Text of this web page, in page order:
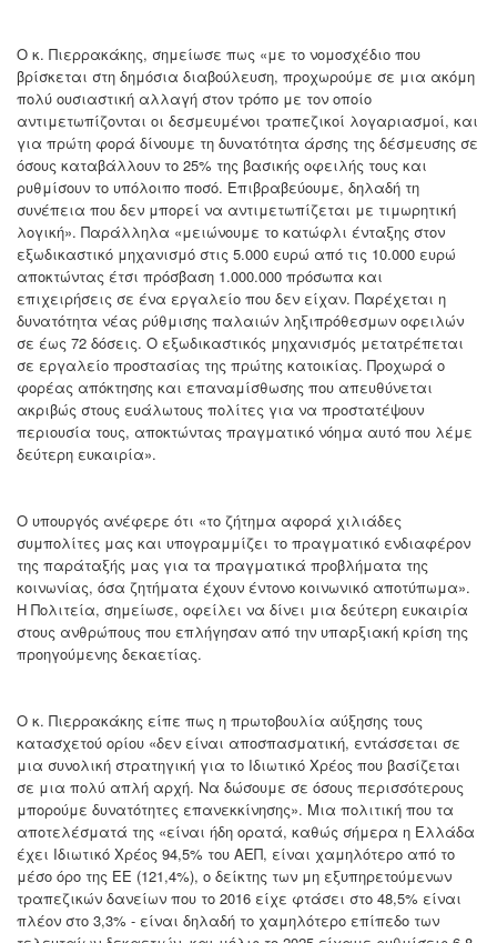
Ο κ. Πιερρακάκης, σημείωσε πως «με το νομοσχέδιο που
βρίσκεται στη δημόσια διαβούλευση, προχωρούμε σε μια ακόμη
πολύ ουσιαστική αλλαγή στον τρόπο με τον οποίο
αντιμετωπίζονται οι δεσμευμένοι τραπεζικοί λογαριασμοί, και
για πρώτη φορά δίνουμε τη δυνατότητα άρσης της δέσμευσης σε
όσους καταβάλλουν το 25% της βασικής οφειλής τους και
ρυθμίσουν το υπόλοιπο ποσό. Επιβραβεύουμε, δηλαδή τη
συνέπεια που δεν μπορεί να αντιμετωπίζεται με τιμωρητική
λογική». Παράλληλα «μειώνουμε το κατώφλι ένταξης στον
εξωδικαστικό μηχανισμό στις 5.000 ευρώ από τις 10.000 ευρώ
αποκτώντας έτσι πρόσβαση 1.000.000 πρόσωπα και
επιχειρήσεις σε ένα εργαλείο που δεν είχαν. Παρέχεται η
δυνατότητα νέας ρύθμισης παλαιών ληξιπρόθεσμων οφειλών
σε έως 72 δόσεις. Ο εξωδικαστικός μηχανισμός μετατρέπεται
σε εργαλείο προστασίας της πρώτης κατοικίας. Προχωρά ο
φορέας απόκτησης και επαναμίσθωσης που απευθύνεται
ακριβώς στους ευάλωτους πολίτες για να προστατέψουν
περιουσία τους, αποκτώντας πραγματικό νόημα αυτό που λέμε
δεύτερη ευκαιρία».
Ο υπουργός ανέφερε ότι «το ζήτημα αφορά χιλιάδες
συμπολίτες μας και υπογραμμίζει το πραγματικό ενδιαφέρον
της παράταξής μας για τα πραγματικά προβλήματα της
κοινωνίας, όσα ζητήματα έχουν έντονο κοινωνικό αποτύπωμα».
Η Πολιτεία, σημείωσε, οφείλει να δίνει μια δεύτερη ευκαιρία
στους ανθρώπους που επλήγησαν από την υπαρξιακή κρίση της
προηγούμενης δεκαετίας.
Ο κ. Πιερρακάκης είπε πως η πρωτοβουλία αύξησης τους
κατασχετού ορίου «δεν είναι αποσπασματική, εντάσσεται σε
μια συνολική στρατηγική για το Ιδιωτικό Χρέος που βασίζεται
σε μια πολύ απλή αρχή. Να δώσουμε σε όσους περισσότερους
μπορούμε δυνατότητες επανεκκίνησης». Μια πολιτική που τα
αποτελέσματά της «είναι ήδη ορατά, καθώς σήμερα η Ελλάδα
έχει Ιδιωτικό Χρέος 94,5% του ΑΕΠ, είναι χαμηλότερο από το
μέσο όρο της ΕΕ (121,4%), ο δείκτης των μη εξυπηρετούμενων
τραπεζικών δανείων που το 2016 είχε φτάσει στο 48,5% είναι
πλέον στο 3,3% - είναι δηλαδή το χαμηλότερο επίπεδο των